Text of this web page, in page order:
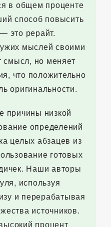
в общем проценте
способ повысить
это рерайт.
мыслей своими
смысл, но меняет
что положительно
оригинальности.
причины низкой
определений
целых абзацев из
готовых
Наши авторы
используя
и перерабатывая
источников.
процент